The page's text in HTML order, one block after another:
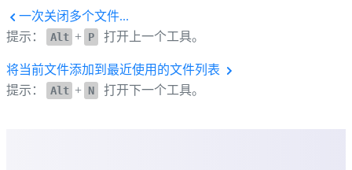
一次关闭多个文件...
提示：
Alt + P 打开上一个工具。
将当前文件添加到最近使用的文件列表
提示：
Alt + N 打开下一个工具。